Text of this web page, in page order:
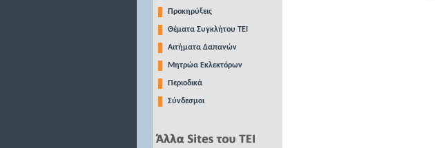
Προκηρύξεις
Θέματα Συγκλήτου ΤΕΙ
Αιτήματα Δαπανών
Μητρώα Εκλεκτόρων
Περιοδικά
Σύνδεσμοι